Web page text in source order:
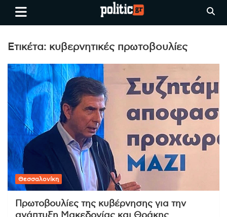
Skip
Ειδήσεις απο τη
Θεσσαλονίκη, την Ελλάδα και
όλο τον Κόσμο
politic.gr
Ετικέτα: κυβερνητικές πρωτοβουλίες
Θεσσαλονίκη
Πρωτοβουλίες της κυβέρνησης για την